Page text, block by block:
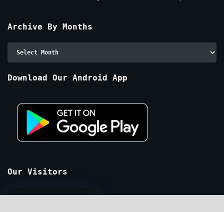
Archive By Months
Download Our Android App
Our Visitors